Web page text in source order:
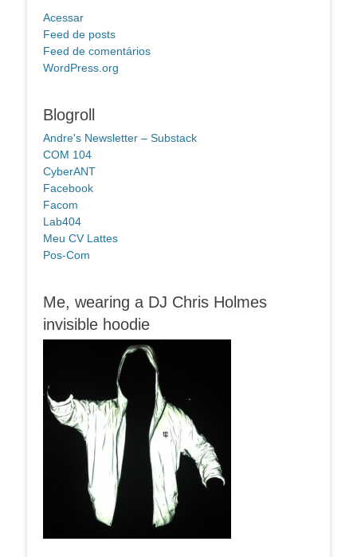
Acessar
Feed de posts
Feed de comentários
WordPress.org
Blogroll
Andre's Newsletter – Substack
COM 104
CyberANT
Facebook
Facom
Lab404
Meu CV Lattes
Pos-Com
Me, wearing a DJ Chris Holmes
invisible hoodie